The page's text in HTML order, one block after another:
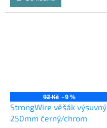
5
92 Kč –9 %
StrongWire věšák výsuvný
250mm černý/chrom